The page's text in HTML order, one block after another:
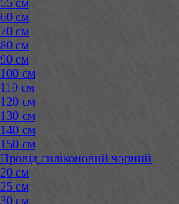
60 см
70 см
80 см
90 см
100 см
110 см
120 см
130 см
140 см
150 см
Провід силіконовий чорний
20 см
25 см
30 см